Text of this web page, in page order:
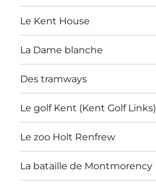
Le Kent House
La Dame blanche
Des tramways
Le golf Kent (Kent Golf Links)
Le zoo Holt Renfrew
La bataille de Montmorency